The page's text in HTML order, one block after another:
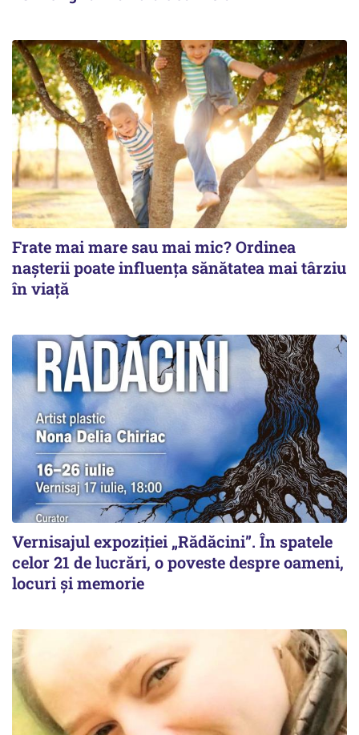
Frate mai mare sau mai mic? Ordinea
nașterii poate influența sănătatea mai târziu
în viață
Vernisajul expoziției „Rădăcini”. În spatele
celor 21 de lucrări, o poveste despre oameni,
locuri și memorie